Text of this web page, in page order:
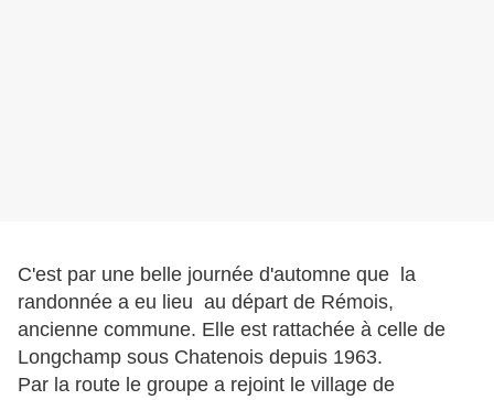
C'est par une belle journée d'automne que la
randonnée a eu lieu au départ de Rémois,
ancienne commune. Elle est rattachée à celle de
Longchamp sous Chatenois depuis 1963.
Par la route le groupe a rejoint le village de